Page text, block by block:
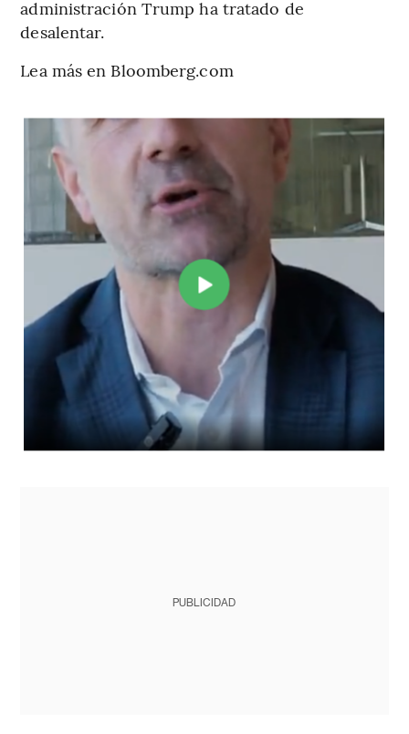
administración Trump ha tratado de
desalentar.
Lea más en Bloomberg.com
PUBLICIDAD